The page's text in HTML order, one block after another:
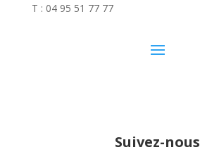
T : 04 95 51 77 77
Suivez-nous